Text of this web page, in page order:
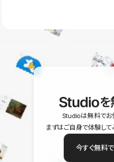
ユーザー同士で質問・相談でき
を
Studioは無料でお
まずはご自身で体験して
今すぐ無料